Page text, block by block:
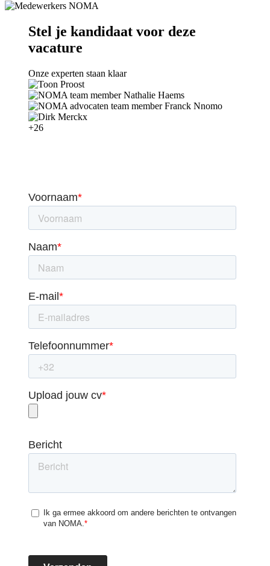
Stel je kandidaat voor deze
vacature
Onze experten staan klaar
+26